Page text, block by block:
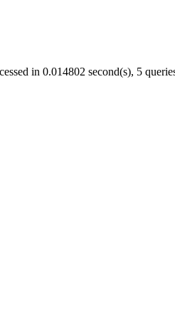
in 0.014802 second(s), 5